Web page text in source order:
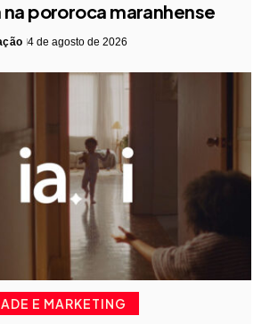
pororoca maranhense
4 de agosto de 2026
E MARKETING